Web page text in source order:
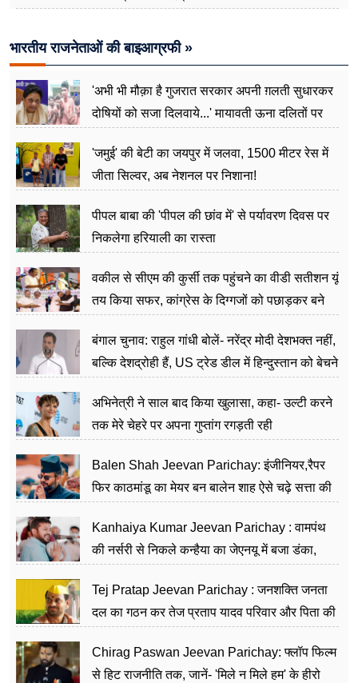
भारतीय राजनेताओं की बाइआग्रफी »
'अभी भी मौक़ा है गुजरात सरकार अपनी ग़लती सुधारकर
दोषियों को सजा दिलवाये...' मायावती ऊना दलितों पर
'जमुई' की बेटी का जयपुर में जलवा, 1500 मीटर रेस में
जीता सिल्वर, अब नेशनल पर निशाना!
पीपल बाबा की 'पीपल की छांव में' से पर्यावरण दिवस पर
निकलेगा हरियाली का रास्ता
वकील से सीएम की कुर्सी तक पहुंचने का वीडी सतीशन यूं
तय किया सफर, कांग्रेस के दिग्गजों को पछाड़कर बने
बंगाल चुनाव: राहुल गांधी बोलें- नरेंद्र मोदी देशभक्त नहीं,
बल्कि देशद्रोही हैं, US ट्रेड डील में हिन्दुस्तान को बेचने
अभिनेत्री ने साल बाद किया खुलासा, कहा- उल्टी करने
तक मेरे चेहरे पर अपना गुप्तांग रगड़ती रही
Balen Shah Jeevan Parichay: इंजीनियर,रैपर
फिर काठमांडू का मेयर बन बालेन शाह ऐसे चढ़े सत्ता की
Kanhaiya Kumar Jeevan Parichay : वामपंथ
की नर्सरी से निकले कन्हैया का जेएनयू में बजा डंका,
Tej Pratap Jeevan Parichay : जनशक्ति जनता
दल का गठन कर तेज प्रताप यादव परिवार और पिता की
Chirag Paswan Jeevan Parichay: फ्लॉप फिल्म
से हिट राजनीति तक, जानें- 'मिले न मिले हम' के हीरो